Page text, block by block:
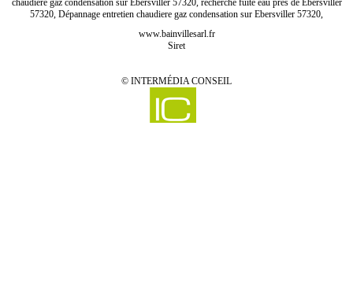
chaudiere gaz condensation sur Ebersviller 57320, recherche fuite eau près de Ebersviller
57320, Dépannage entretien chaudiere gaz condensation sur Ebersviller 57320,
www.bainvillesarl.fr
Siret
© INTERMÉDIA CONSEIL